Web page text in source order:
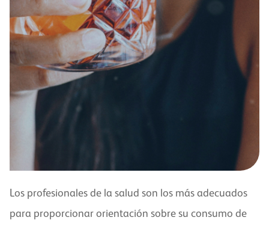
Los profesionales de la salud son los más adecuados
para proporcionar orientación sobre su consumo de